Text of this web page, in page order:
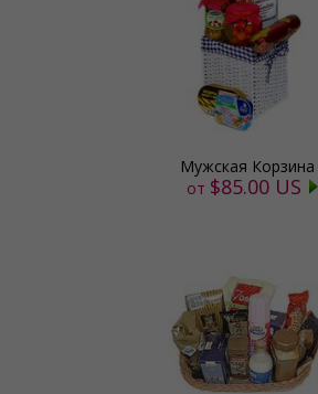
Мужская Корзина
от $85.00 US